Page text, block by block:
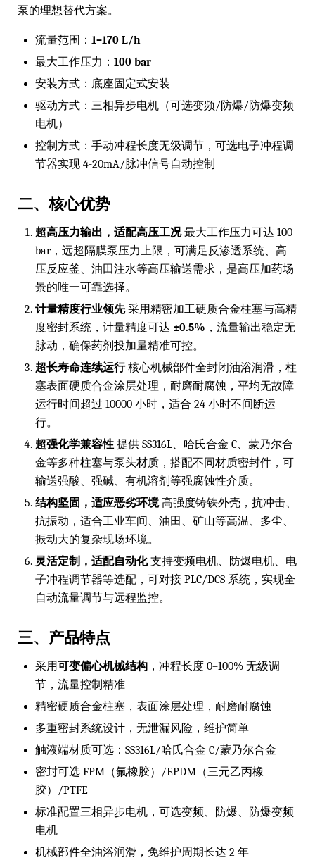
泵的理想替代方案。
流量范围： 1–170 L/h
最大工作压力： 100 bar
安装方式：底座固定式安装
驱动方式：三相异步电机（可选变频/防爆/防爆变频
电机）
控制方式：手动冲程长度无级调节，可选电子冲程调
节器实现 4-20mA/脉冲信号自动控制
二、核心优势
超高压力输出，适配高压工况最大工作压力可达 100
bar，远超隔膜泵压力上限，可满足反渗透系统、高
压反应釜、油田注水等高压输送需求，是高压加药场
景的唯一可靠选择。
计量精度行业领先采用精密加工硬质合金柱塞与高精
度密封系统，计量精度可达 ±0.5% ，流量输出稳定无
脉动，确保药剂投加量精准可控。
超长寿命连续运行核心机械部件全封闭油浴润滑，柱
塞表面硬质合金涂层处理，耐磨耐腐蚀，平均无故障
运行时间超过 10000 小时，适合 24 小时不间断运
行。
超强化学兼容性 提供 SS316L、哈氏合金 C、蒙乃尔合
金等多种柱塞与泵头材质，搭配不同材质密封件，可
输送强酸、强碱、有机溶剂等强腐蚀性介质。
结构坚固，适应恶劣环境高强度铸铁外壳，抗冲击、
抗振动，适合工业车间、油田、矿山等高温、多尘、
振动大的复杂现场环境。
灵活定制，适配自动化支持变频电机、防爆电机、电
子冲程调节器等选配，可对接 PLC/DCS 系统，实现全
自动流量调节与远程监控。
三、产品特点
采用可变偏心机械结构 ，冲程长度 0–100% 无级调
节，流量控制精准
精密硬质合金柱塞，表面涂层处理，耐磨耐腐蚀
多重密封系统设计，无泄漏风险，维护简单
触液端材质可选：SS316L/哈氏合金 C/蒙乃尔合金
密封可选 FPM（氟橡胶）/EPDM（三元乙丙橡
胶）/PTFE
标准配置三相异步电机，可选变频、防爆、防爆变频
电机
机械部件全油浴润滑，免维护周期长达 2 年